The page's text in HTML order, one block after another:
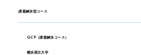
課題解決型コース
GCP（課題解決コース）
横浜国立大学